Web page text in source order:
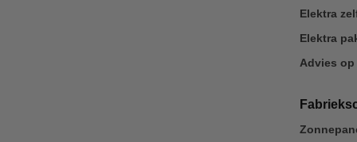
Elektra
Elektra
Advies op